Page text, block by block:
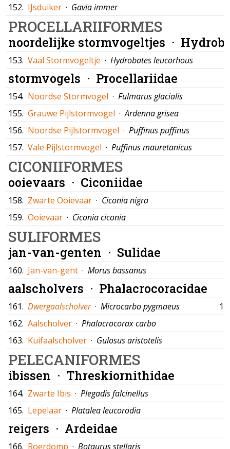
152. IJsduiker · Gavia immer
PROCELLARIIFORMES
noordelijke stormvogeltjes ·
153. Vaal Stormvogeltje · Hydrobates leucorhous
stormvogels · Procellariidae
154. Noordse Stormvogel · Fulmarus glacialis
155. Grauwe Pijlstormvogel ·Ardenna grisea
156. Noordse Pijlstormvogel · Puffinus puffinus
157. Vale Pijlstormvogel · Puffinus mauretanicus
CICONIIFORMES
ooievaars · Ciconiidae
158. Zwarte Ooievaar · Ciconia nigra
159. Ooievaar · Ciconia ciconia
SULIFORMES
jan-van-genten · Sulidae
160. Jan-van-gent · Morus bassanus
aalscholvers · Phalacrocoracidae
161. Dwergaalscholver · Microcarbo pygmaeus
162. Aalscholver · Phalacrocorax carbo
163. Kuifaalscholver · Gulosus aristotelis
PELECANIFORMES
ibissen · Threskiornithidae
164. Zwarte Ibis · Plegadis falcinellus
165. Lepelaar · Platalea leucorodia
reigers · Ardeidae
166. Roerdomp · Botaurus stellaris